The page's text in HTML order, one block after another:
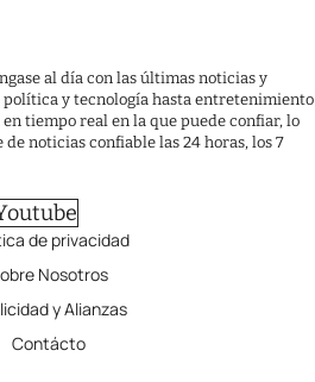
al día con las últimas noticias y
política y tecnología hasta entretenimiento
tiempo real en la que puede confiar, lo
noticias confiable las 24 horas, los 7
de privacidad
Nosotros
y Alianzas
Contácto